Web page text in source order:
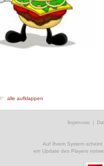
alle aufklappen
Impressum |
Auf Ihrem System
ein Update des Players